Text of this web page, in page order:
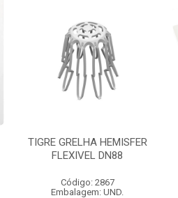
TIGRE GRELHA HEMISFER
FLEXIVEL DN88
Código: 2867
Embalagem: UND.